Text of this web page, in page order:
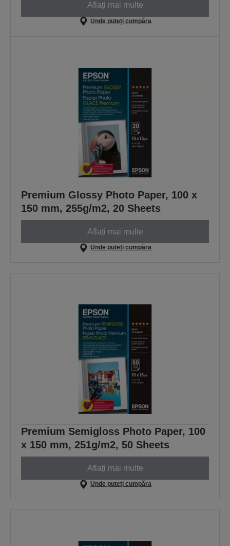
Aflați mai multe
Unde puteți cumpăra
Premium Glossy Photo Paper, 100 x
150 mm, 255g/m2, 20 Sheets
Aflați mai multe
Unde puteți cumpăra
Premium Semigloss Photo Paper, 100
x 150 mm, 251g/m2, 50 Sheets
Aflați mai multe
Unde puteți cumpăra